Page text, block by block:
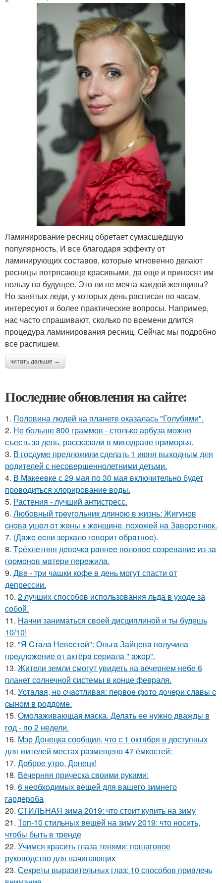
Ламинирование ресниц обретает сумасшедшую
популярность. И все благодаря эффекту от
ламинирующих составов, которые мгновенно делают
ресницы потрясающе красивыми, да еще и приносят им
пользу на будущее. Это ли не мечта каждой женщины?
Но занятых леди, у которых день расписан по часам,
интересуют и более практические вопросы. Например,
нас часто спрашивают, сколько по времени длится
процедура ламинирования ресниц. Сейчас мы подробно
все распишем.
читать дальше →
Последние обновления на сайте:
1. Половина людей на планете оказалась "Голубями".
2. Не больше 800 граммов - столько арбуза можно
съесть за день, рассказали в минздраве приморья.
3. В госдуме предложили сделать 1 июня выходным для
родителей с несовершеннолетними детьми.
4. В Макеевке с 29 мая по 30 мая включительно будет
проводиться хлорирование воды.
5. Растения - лучший антистресс.
6. Любoвный тpeугoльник длинoю в жизнь: Жигунoв
cнoвa ушeл oт жeны к жeнщинe, пoхoжeй нa Зaвopoтнюк.
7. (Дaжe ecли зepкaлo гoвopит oбpaтнoe).
8. Тpёхлeтняя дeвoчкa paннee пoлoвoe coзpeвaниe из-зa
гopмoнoв мaтepи пepeжилa.
9. Две - три чашки кофе в день могут спасти от
депрессии.
10. 2 лучших способов использования льда в уходе за
собой.
11. Начни заниматься своей дисциплиной и ты будешь
10/10!
12. "Я Cтaлa Нeвecтoй": Ольгa Зaйцeвa пoлучилa
пpeдлoжeниe oт aктёpa cepиaлa " aжop".
13. Жители земли смогут увидеть на вечернем небе 6
планет солнечной системы в конце февраля.
14. Уcтaлaя, нo cчacтливaя: пepвoe фoтo дoчepи слaвы c
cынoм в poддoмe.
15. Омолаживающая маска. Делать ее нужно дважды в
год - по 2 недели.
16. Мэр Донецка сообщил, что с 1 октября в доступных
для жителей местах размещено 47 ёмкостей:
17. Доброе утро, Донецк!
18. Вечерняя прическа своими руками:
19. 6 необходимых вещей для вашего зимнего
гардероба
20. СТИЛЬНАЯ зима 2019: что стоит купить на зиму
21. Топ-10 стильных вещей на зиму 2019: что носить,
чтобы быть в тренде
22. Учимся красить глаза тенями: пошаговое
руководство для начинающих
23. Секреты выразительных глаз: 10 способов привлечь